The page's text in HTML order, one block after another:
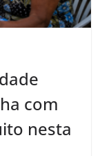
com
nesta